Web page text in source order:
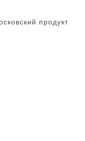
продукт